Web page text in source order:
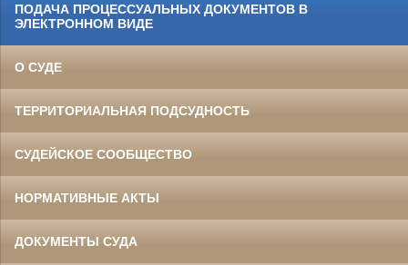
ПОДАЧА ПРОЦЕССУАЛЬНЫХ ДОКУМЕНТОВ В
ЭЛЕКТРОННОМ ВИДЕ
О СУДЕ
ТЕРРИТОРИАЛЬНАЯ ПОДСУДНОСТЬ
СУДЕЙСКОЕ СООБЩЕСТВО
НОРМАТИВНЫЕ АКТЫ
ДОКУМЕНТЫ СУДА